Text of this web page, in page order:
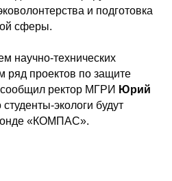
и подготовка
сферы.
научно-технических
ряд проектов по защите
ректор МГРИ Юрий
экологи будут
«КОМПАС».